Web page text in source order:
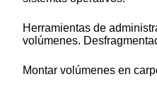
Herramientas de
volúmenes.
Montar volúmenes en